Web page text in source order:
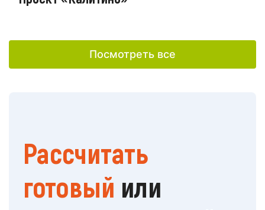
Посмотреть все
Рассчитать
готовый или